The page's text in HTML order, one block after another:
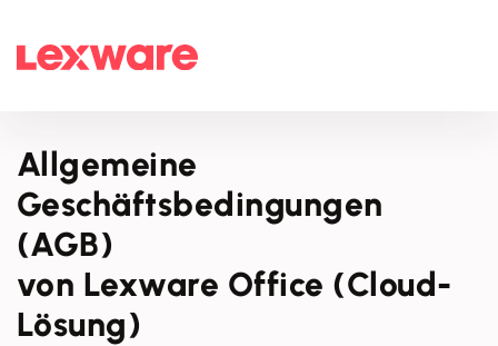
Allgemeine
Geschäftsbedingungen
(AGB)
von Lexware Office (Cloud-
Lösung)